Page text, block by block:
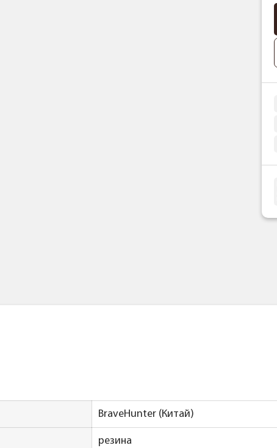
BraveHunter (Китай)
резина